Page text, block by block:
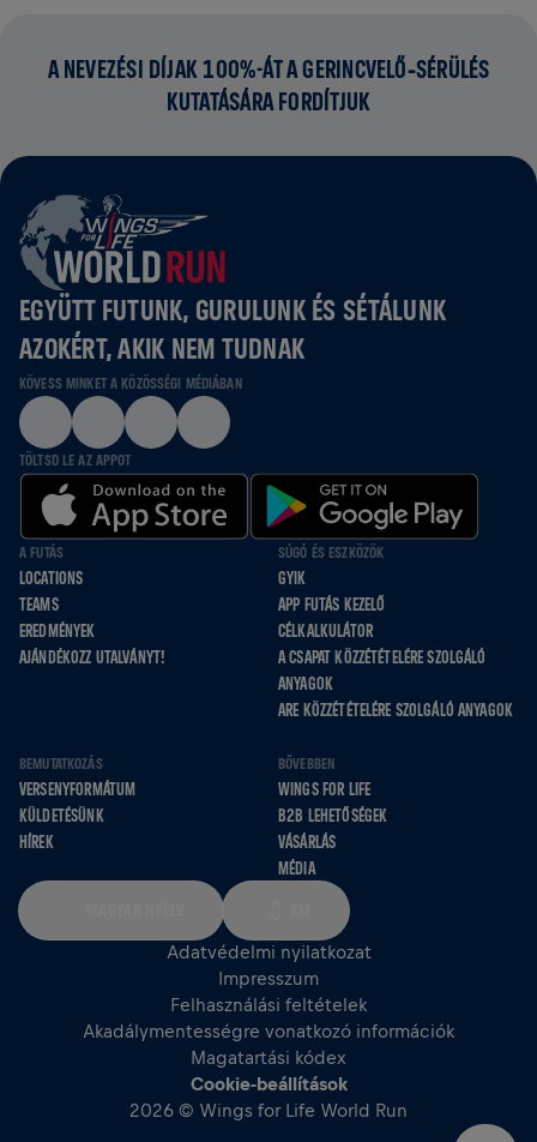
A NEVEZÉSI DÍJAK 100%-ÁT A GERINCVELŐ‑SÉRÜLÉS
KUTATÁSÁRA FORDÍTJUK
EGYÜTT FUTUNK, GURULUNK ÉS SÉTÁLUNK
AZOKÉRT, AKIK NEM TUDNAK
KÖVESS MINKET A KÖZÖSSÉGI MÉDIÁBAN
TÖLTSD LE AZ APPOT
A FUTÁS
LOCATIONS
TEAMS
EREDMÉNYEK
AJÁNDÉKOZZ UTALVÁNYT!
SÚGÓ ÉS ESZKÖZÖK
GYIK
APP FUTÁS KEZELŐ
CÉLKALKULÁTOR
A CSAPAT KÖZZÉTÉTELÉRE SZOLGÁLÓ
ANYAGOK
ARE KÖZZÉTÉTELÉRE SZOLGÁLÓ ANYAGOK
BEMUTATKOZÁS
VERSENYFORMÁTUM
KÜLDETÉSÜNK
HÍREK
BŐVEBBEN
WINGS FOR LIFE
B2B LEHETŐSÉGEK
VÁSÁRLÁS
MÉDIA
Adatvédelmi nyilatkozat
Impresszum
Felhasználási feltételek
Akadálymentességre vonatkozó információk
Magatartási kódex
Cookie‑beállítások
2026 © Wings for Life World Run